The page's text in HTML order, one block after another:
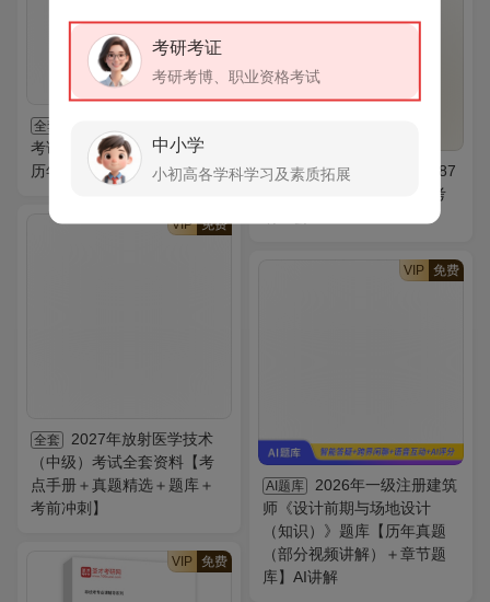
全套
考试全套资料【考点手册＋
历年真题＋题库】
全套
2027年西南大学《887
思想政治教育基本理论》考
VIP 免费
全套
2027年放射医学技术
（中级）考试全套资料【考
点手册＋真题精选＋题库＋
考前冲刺】
VIP 免费
AI题库
2026年一级注册建筑
师《设计前期与场地设计
（知识）》题库【历年真题
（部分视频讲解）＋章节题
库】AI讲解
VIP 免费
考研考证
考研考博、职业资格考试
中小学
小初高各学科学习及素质拓展